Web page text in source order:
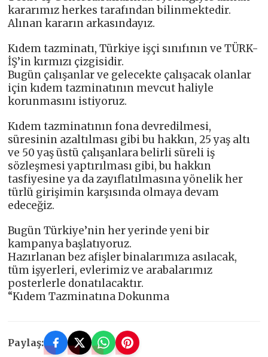
kararımız herkes tarafından bilinmektedir.
Alınan kararın arkasındayız.
Kıdem tazminatı, Türkiye işçi sınıfının ve TÜRK-
İŞ’in kırmızı çizgisidir.
Bugün çalışanlar ve gelecekte çalışacak olanlar
için kıdem tazminatının mevcut haliyle
korunmasını istiyoruz.
Kıdem tazminatının fona devredilmesi,
süresinin azaltılması gibi bu hakkın, 25 yaş altı
ve 50 yaş üstü çalışanlara belirli süreli iş
sözleşmesi yaptırılması gibi, bu hakkın
tasfiyesine ya da zayıflatılmasına yönelik her
türlü girişimin karşısında olmaya devam
edeceğiz.
Bugün Türkiye’nin her yerinde yeni bir
kampanya başlatıyoruz.
Hazırlanan bez afişler binalarımıza asılacak,
tüm işyerleri, evlerimiz ve arabalarımız
posterlerle donatılacaktır.
“Kıdem Tazminatına Dokunma
Paylaş: